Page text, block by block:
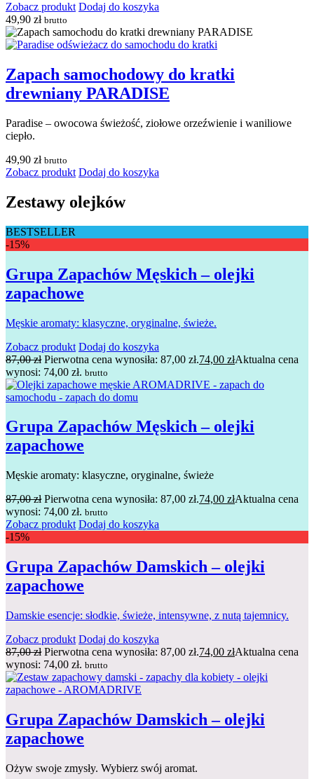
Zobacz produkt Dodaj do koszyka
49,90 zł brutto
Zapach samochodowy do kratki
drewniany PARADISE
Paradise – owocowa świeżość, ziołowe orzeźwienie i waniliowe
ciepło.
49,90 zł brutto
Zobacz produkt Dodaj do koszyka
Zestawy olejków
BESTSELLER
-15%
Grupa Zapachów Męskich – olejki
zapachowe
Męskie aromaty: klasyczne, oryginalne, świeże.
Zobacz produkt Dodaj do koszyka
87,00zł Pierwotna cena wynosiła: 87,00 zł.74,00 złAktualna cena
wynosi: 74,00 zł. brutto
Grupa Zapachów Męskich – olejki
zapachowe
Męskie aromaty: klasyczne, oryginalne, świeże
87,00zł Pierwotna cena wynosiła: 87,00 zł.74,00 złAktualna cena
wynosi: 74,00 zł. brutto
Zobacz produkt Dodaj do koszyka
-15%
Grupa Zapachów Damskich – olejki
zapachowe
Damskie esencje: słodkie, świeże, intensywne, z nutą tajemnicy.
Zobacz produkt Dodaj do koszyka
87,00zł Pierwotna cena wynosiła: 87,00 zł.74,00 złAktualna cena
wynosi: 74,00 zł. brutto
Grupa Zapachów Damskich – olejki
zapachowe
Ożyw swoje zmysły. Wybierz swój aromat.